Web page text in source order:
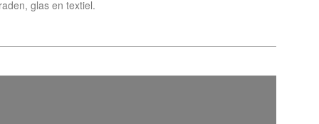
glas en textiel.